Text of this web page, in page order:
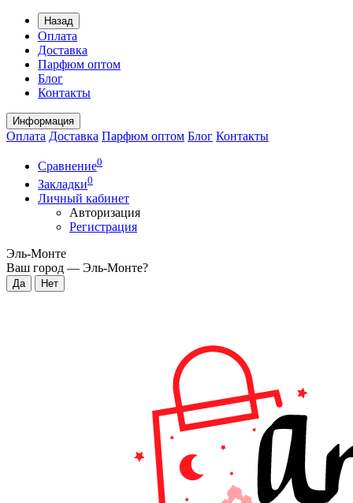
Назад
Оплата
Доставка
Парфюм оптом
Блог
Контакты
Информация
Оплата Доставка Парфюм оптом Блог Контакты
Сравнение0
Закладки0
Личный кабинет
Авторизация
Регистрация
Эль-Монте
Ваш город — Эль-Монте?